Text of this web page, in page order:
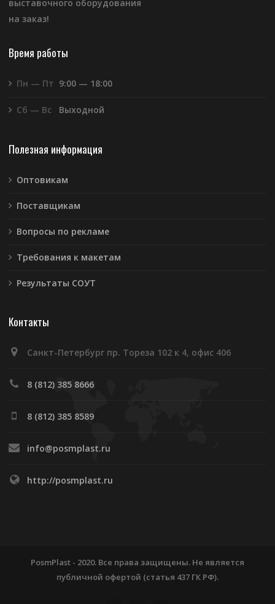
выставочного оборудования
на заказ!
Время работы
Пн — Пт 9:00 — 18:00
Сб — Вс Выходной
Полезная информация
Оптовикам
Поставщикам
Вопросы по рекламе
Требования к макетам
Результаты СОУТ
Контакты
Санкт-Петербург пр. Тореза 102 к 4, офис 406
8 (812) 385 8666
8 (812) 385 8589
info@posmplast.ru
http://posmplast.ru
PosmPlast - 2020. Все права защищены. Не является
публичной офертой (статья 437 ГК РФ).